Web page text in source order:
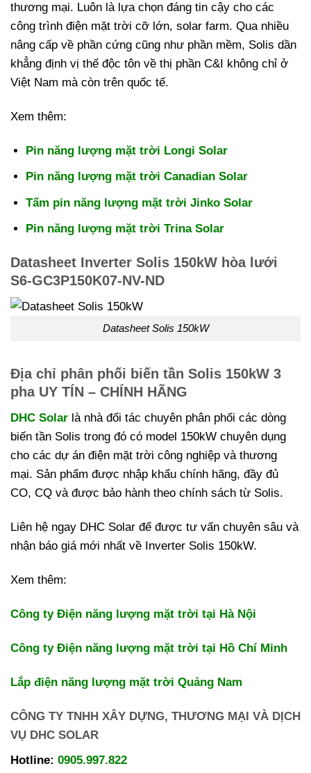
thương mại. Luôn là lựa chọn đáng tin cậy cho các
công trình điện mặt trời cỡ lớn, solar farm. Qua nhiều
nâng cấp về phần cứng cũng như phần mềm, Solis dần
khẳng định vị thế độc tôn về thị phần C&I không chỉ ở
Việt Nam mà còn trên quốc tế.
Xem thêm:
Pin năng lượng mặt trời Longi Solar
Pin năng lượng mặt trời Canadian Solar
Tấm pin năng lượng mặt trời Jinko Solar
Pin năng lượng mặt trời Trina Solar
Datasheet Inverter Solis 150kW hòa lưới
S6-GC3P150K07-NV-ND
Datasheet Solis 150kW
Địa chỉ phân phối biến tần Solis 150kW 3
pha UY TÍN – CHÍNH HÃNG
DHC Solar là nhà đối tác chuyên phân phối các dòng
biến tần Solis trong đó có model 150kW chuyên dụng
cho các dự án điện mặt trời công nghiệp và thương
mại. Sản phẩm được nhập khẩu chính hãng, đầy đủ
CO, CQ và được bảo hành theo chính sách từ Solis.
Liên hệ ngay DHC Solar để được tư vấn chuyên sâu và
nhận báo giá mới nhất về Inverter Solis 150kW.
Xem thêm:
Công ty Điện năng lượng mặt trời tại Hà Nội
Công ty Điện năng lượng mặt trời tại Hồ Chí Minh
Lắp điện năng lượng mặt trời Quảng Nam
CÔNG TY TNHH XÂY DỰNG, THƯƠNG MẠI VÀ DỊCH
VỤ DHC SOLAR
Hotline: 0905.997.822